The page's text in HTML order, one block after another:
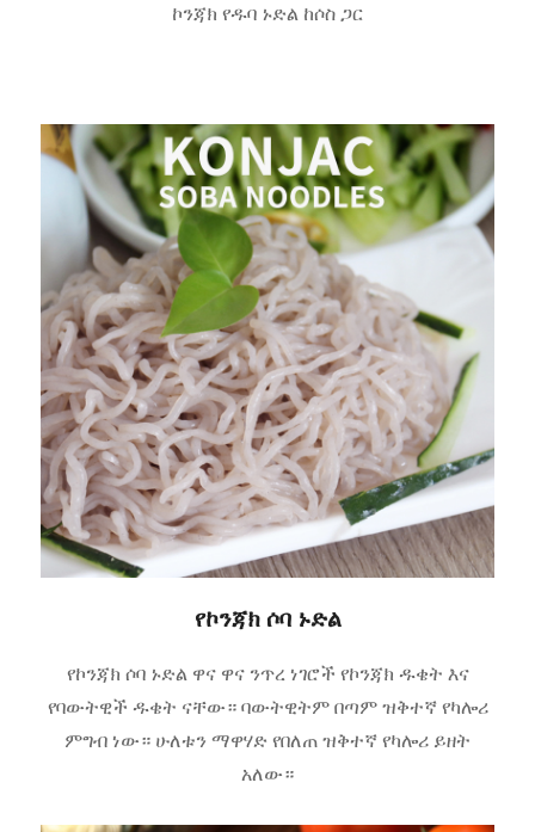
ኮንጃክ የዱባ ኑድል ከሶስ ጋር
የኮንጃክ ሶባ ኑድል
የኮንጃክ ሶባ ኑድል ዋና ዋና ንጥረ ነገሮች የኮንጃክ ዱቄት እና
የባውትዊች ዱቄት ናቸው። ባውትዊትም በጣም ዝቅተኛ የካሎሪ
ምግብ ነው። ሁለቱን ማዋሃድ የበለጠ ዝቅተኛ የካሎሪ ይዘት
አለው።